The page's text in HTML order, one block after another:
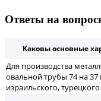
Ответы на
Каковы основные
Для производства
овальной трубы 74 на
израильского,